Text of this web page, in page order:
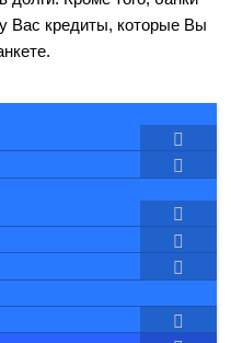
Вас кредиты, которые Вы